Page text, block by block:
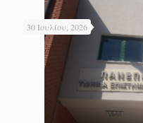
30 Ιουλίου, 2026